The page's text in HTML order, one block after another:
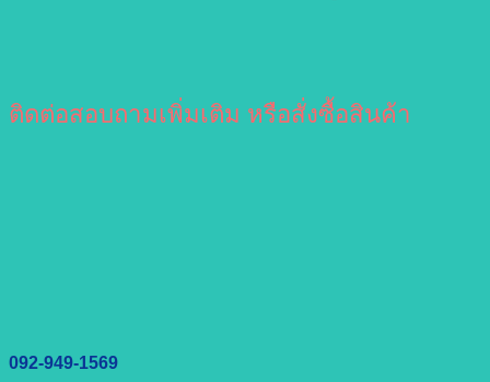
ติดต่อสอบถามเพิ่มเติม หรือสั่งซื้อสินค้า
092-949-1569